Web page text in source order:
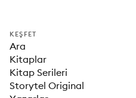
KEŞFET
Ara
Kitaplar
Kitap Serileri
Storytel Original